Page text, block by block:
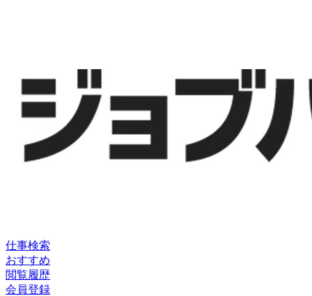
仕事検索
おすすめ
閲覧履歴
会員登録